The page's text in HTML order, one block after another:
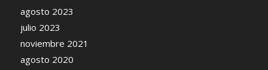
agosto 2023
julio 2023
noviembre 2021
agosto 2020